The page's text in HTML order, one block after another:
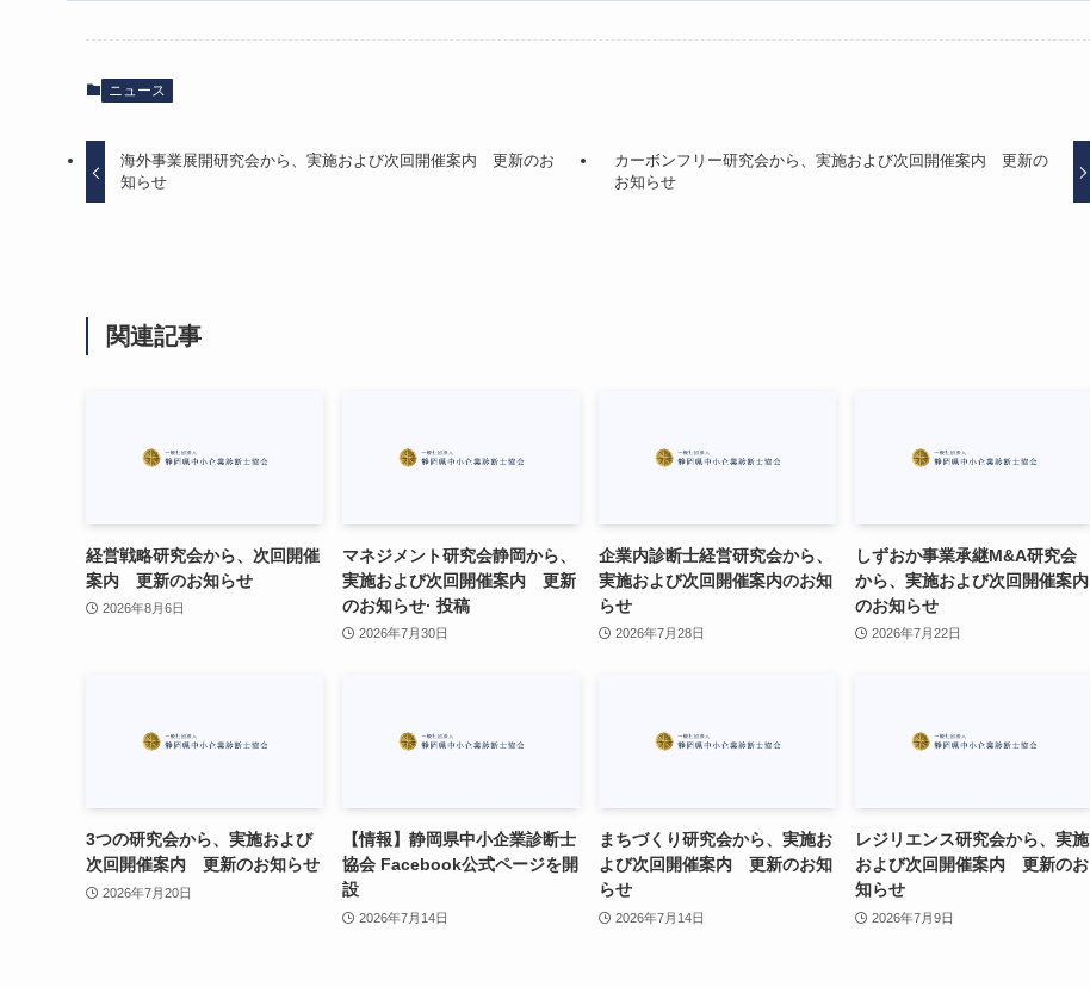
ニュース
海外事業展開研究会から、実施および次回開催案内 更新のお
知らせ
カーボンフリー研究会から、実施および次回開催案内 更新の
お知らせ
関連記事
経営戦略研究会から、次回開催
案内 更新のお知らせ
2026年8月6日
マネジメント研究会静岡から、
実施および次回開催案内 更新
のお知らせ· 投稿
2026年7月30日
企業内診断士経営研究会から、
実施および次回開催案内のお知
らせ
2026年7月28日
しずおか事業承継M&A研究会
から、実施および次回開催案内
のお知らせ
2026年7月22日
3つの研究会から、実施および
次回開催案内 更新のお知らせ
2026年7月20日
【情報】静岡県中小企業診断士
協会 Facebook公式ページを開
設
2026年7月14日
まちづくり研究会から、実施お
よび次回開催案内 更新のお知
らせ
2026年7月14日
レジリエンス研究会から、実施
および次回開催案内 更新のお
知らせ
2026年7月9日